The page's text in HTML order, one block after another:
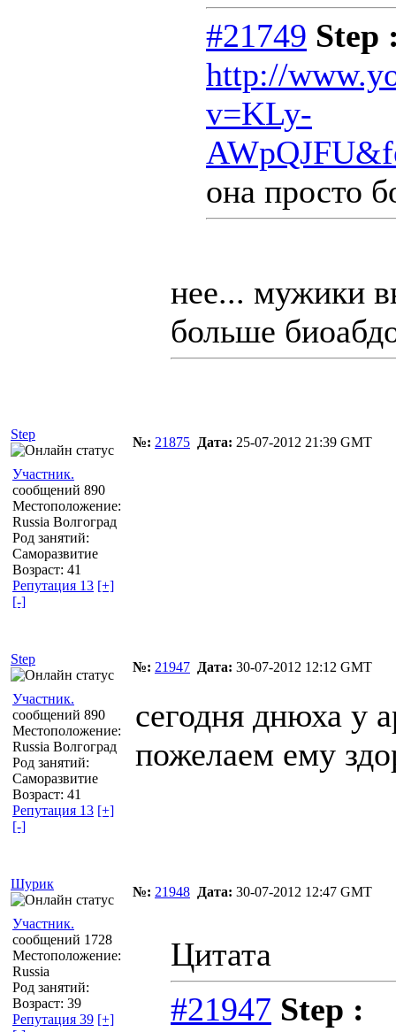
#21749 Step
http://
v=KLy-
она просто
нее... мужики
больше
Step
№: 21875 Дата: 25-07-2012 21:39 GMT
Участник.
сообщений 890
Местоположение:
Russia Волгоград
Род занятий:
Саморазвитие
Возраст: 41
Репутация 13 [+]
[-]
Step
№: 21947 Дата: 30-07-2012 12:12 GMT
Участник.
сообщений 890
Местоположение:
Russia Волгоград
Род занятий:
Саморазвитие
Возраст: 41
Репутация 13 [+]
[-]
сегодня днюха у
пожелаем ему
Шурик
№: 21948 Дата: 30-07-2012 12:47 GMT
Участник.
сообщений 1728
Местоположение:
Russia
Род занятий:
Возраст: 39
Репутация 39 [+]
Цитата
#21947 Step :